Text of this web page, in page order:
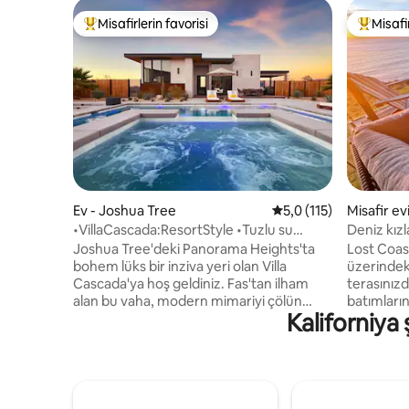
Misafirlerin favorilerinden en beğenilenler arasında
Misafirlerin favorisi
Ev - Joshua Tree 5 üzerinden ortalama
5,0 (115)
•VillaCascada:ResortStyle •Tuzlu su
havuzu/spa•EV
Joshua Tree'deki Panorama Heights'ta
bohem lüks bir inziva yeri olan Villa
Cascada'ya hoş geldiniz. Fas'tan ilham
alan bu vaha, modern mimariyi çölün
pencerelerden 360° manzaranın, ısıtmalı
Misafir
Deniz
Lost
batımlarını
Kaliforniya